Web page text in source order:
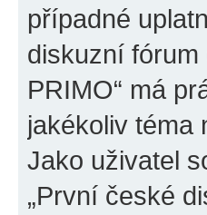
případné
diskuzní
PRIMO“ má
jakékoliv téma
Jako uživatel
„První české